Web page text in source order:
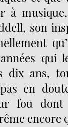
à
son
qui
dix ans,
en
fou dont
encore